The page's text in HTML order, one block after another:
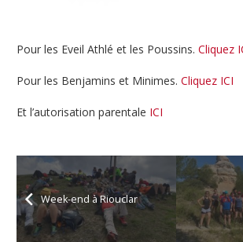
Pour les Eveil Athlé et les Poussins. Cliquez
Pour les Benjamins et Minimes. Cliquez ICI
Et l’autorisation parentale ICI
Week-end à Riouclar